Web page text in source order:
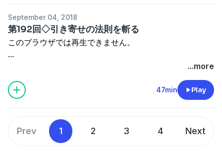
ハラではありません。
あなたの持ち物。
ロッカーの中。
加害者は性的満足を得る為に、考えられない事をやって来
パワハラの場合は、査定を下げたり、部署を飛ばす、など
の嫌がらせをして来ます。
ですから、火に油を注ぐ結果にならないように、ボイスレ
コーダーの使用は慎重であるべきです。
今、相手にバレにくいように、ＵＳＢメモリー型のボイス
レコーダーも、安価で販売されています。
間を下さい。
真言三昧流をやってみたい、という人もご相談下さい。
お金はいただきません。
パスワード benten
twitter:
https://twitter.com/kuwatayoshio
私のYouTubeチャンネルです。
・くわたよしおは藁だと思え。
・くわたよしおは変わらない。
蹴落とし社会を生きるには 第1回【分析】人間の性質
http://poyoyoken.seesaa.net/article/96416742.html
蹴落とし社会を生きるにはPart2 第145回◇一番わかり
やすい神道の話
http://poyoyoken2.seesaa.net/article/259968025.html
蹴落とし社会を生きるにはPart2 第145回◇一番わかり
やすい神道の話
http://poyoyoken2.seesaa.net/article/259968025.html
ページの上のほうから、次の回に順次、進んで行けると思
これはＰＣ表示の話なので、スマホだと、この通りに行く
かどうか、わかりません。
第175回と第194回が間違って、「蹴落とし社会を生きる
ページの上のほうから、次の回に順次、進んで行けると思
います。
これはＰＣ表示の話なので、スマホだと、この通りに行く
かどうか、わかりません。
にはPart2」ではなく、
「蹴落とし社会を生きるには」を使って配信されていま
す。
メール:kuwatayoshio（アットマーク）gmail.com 桑田
人生はあくまでも、無常・苦・無我・不浄だ
が、
悟りを開けば、常楽我浄の境地に入る。
山頂にたどり着いた者のみがこれを味わえ
この世にある者は常楽我浄は味わえない。
衆生がこの世を常楽我浄と見る事を、
釈尊は「四顛倒」（してんどう）と批判し
〇無常・苦・無我・不浄：釈尊はこの見方を修行の核とし
・ブラフマー：ブラフマンを象徴した神
・廬舎那仏
・大日如来
・慈悲
・病気は物質
・痛みも物質
・即身成仏
・外的要因によっても不幸になる
・法＝ダルマ
September 04, 2018
第192回◇引き寄せの法則を斬る
このブラウザでは再生できません。
・オキシトシンの出し方
・ザ・シークレット
・仏と魔の戦い
・悪魔の餌は絶望なり
...more
47min Play
Prev 1 2 3 4 Next